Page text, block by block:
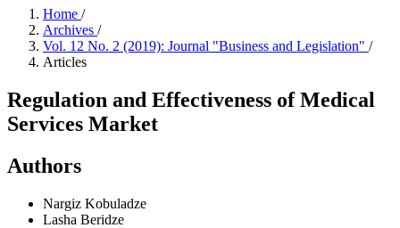
Home /
Archives /
Vol. 12 No. 2 (2019): Journal "Business and Legislation" /
Articles
Regulation and Effectiveness of Medical
Services Market
Authors
Nargiz Kobuladze
Lasha Beridze